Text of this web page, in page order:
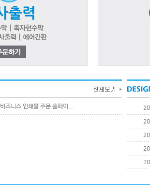
비즈니스 인쇄물 주문 홈페이...